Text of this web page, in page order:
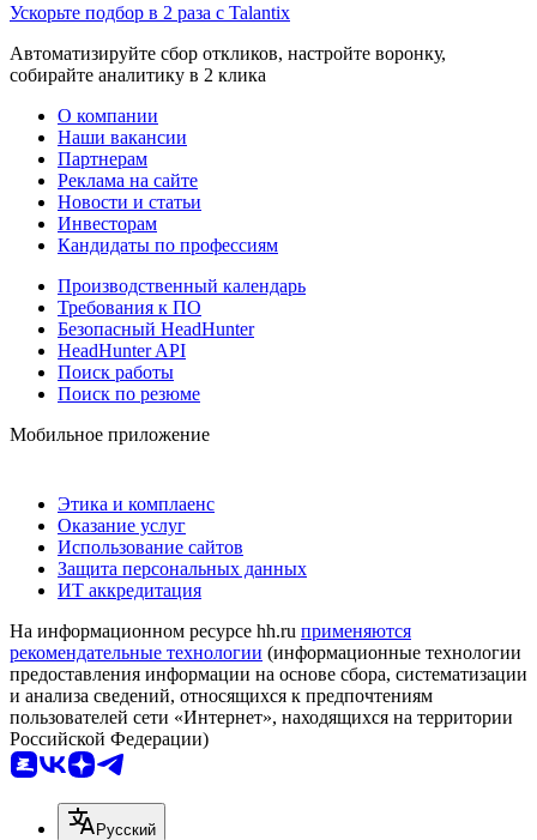
Ускорьте подбор в 2 раза с Talantix
Автоматизируйте сбор откликов, настройте воронку,
собирайте аналитику в 2 клика
О компании
Наши вакансии
Партнерам
Реклама на сайте
Новости и статьи
Инвесторам
Кандидаты по профессиям
Производственный календарь
Требования к ПО
Безопасный HeadHunter
HeadHunter API
Поиск работы
Поиск по резюме
Мобильное приложение
Этика и комплаенс
Оказание услуг
Использование сайтов
Защита персональных данных
ИТ аккредитация
На информационном ресурсе hh.ru применяются
рекомендательные технологии (информационные технологии
предоставления информации на основе сбора, систематизации
и анализа сведений, относящихся к предпочтениям
пользователей сети «Интернет», находящихся на территории
Российской Федерации)
Русский